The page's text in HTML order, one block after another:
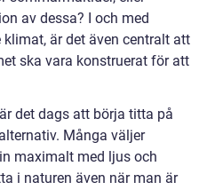
av dessa? I och med
är det även centralt att
ska vara konstruerat för att
det dags att börja titta på
Många väljer
maximalt med ljus och
i naturen även när man är